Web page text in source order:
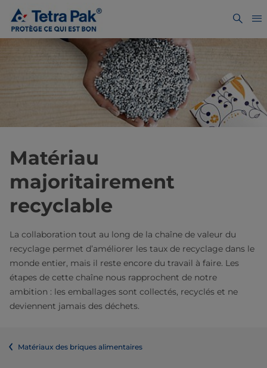
Matériau
majoritairement
recyclable
La collaboration tout au long de la chaîne de valeur du
recyclage permet d’améliorer les taux de recyclage dans le
monde entier, mais il reste encore du travail à faire. Les
étapes de cette chaîne nous rapprochent de notre
ambition : les emballages sont collectés, recyclés et ne
deviennent jamais des déchets.
Matériaux des briques alimentaires